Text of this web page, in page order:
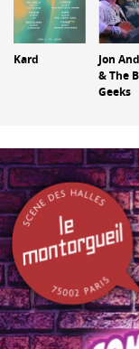
Kard
Jon
& The
Geeks